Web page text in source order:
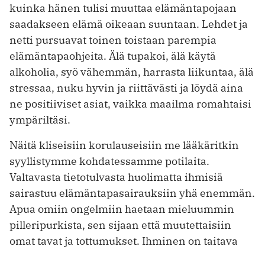
kuinka hänen tulisi muuttaa elämäntapojaan
saadakseen elämä oikeaan suuntaan. Lehdet ja
netti pursuavat toinen toistaan parempia
elämäntapaohjeita. Älä tupakoi, älä käytä
alkoholia, syö vähemmän, harrasta liikuntaa, älä
stressaa, nuku hyvin ja riittävästi ja löydä aina
ne positiiviset asiat, vaikka maailma romahtaisi
ympäriltäsi.
Näitä kliseisiin korulauseisiin me lääkäritkin
syyllistymme kohdatessamme potilaita.
Valtavasta tietotulvasta huolimatta ihmisiä
sairastuu elämäntapasairauksiin yhä enemmän.
Apua omiin ongelmiin haetaan mieluummin
pilleripurkista, sen sijaan että muutettaisiin
omat tavat ja tottumukset. Ihminen on taitava